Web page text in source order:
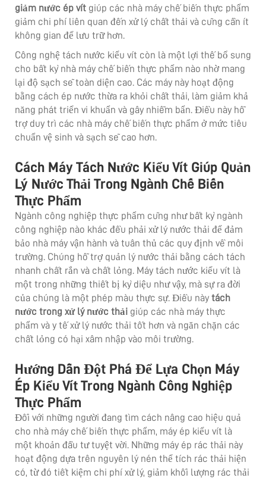
giảm nước ép vít giúp các nhà máy chế biến thực phẩm
giảm chi phí liên quan đến xử lý chất thải và cũng cần ít
không gian để lưu trữ hơn.
Công nghệ tách nước kiểu vít còn là một lợi thế bổ sung
cho bất kỳ nhà máy chế biến thực phẩm nào nhờ mang
lại độ sạch sẽ toàn diện cao. Các máy này hoạt động
bằng cách ép nước thừa ra khỏi chất thải, làm giảm khả
năng phát triển vi khuẩn và gây nhiễm bẩn. Điều này hỗ
trợ duy trì các nhà máy chế biến thực phẩm ở mức tiêu
chuẩn vệ sinh và sạch sẽ cao hơn.
Cách Máy Tách Nước Kiểu Vít Giúp Quản
Lý Nước Thải Trong Ngành Chế Biến
Thực Phẩm
Ngành công nghiệp thực phẩm cũng như bất kỳ ngành
công nghiệp nào khác đều phải xử lý nước thải để đảm
bảo nhà máy vận hành và tuân thủ các quy định về môi
trường. Chúng hỗ trợ quản lý nước thải bằng cách tách
nhanh chất rắn và chất lỏng. Máy tách nước kiểu vít là
một trong những thiết bị kỳ diệu như vậy, mà sự ra đời
của chúng là một phép màu thực sự. Điều này tách
nước trong xử lý nước thải giúp các nhà máy thực
phẩm và y tế xử lý nước thải tốt hơn và ngăn chặn các
chất lỏng có hại xâm nhập vào môi trường.
Hướng Dẫn Đột Phá Để Lựa Chọn Máy
Ép Kiểu Vít Trong Ngành Công Nghiệp
Thực Phẩm
Đối với những người đang tìm cách nâng cao hiệu quả
cho nhà máy chế biến thực phẩm, máy ép kiểu vít là
một khoản đầu tư tuyệt vời. Những máy ép rác thải này
hoạt động dựa trên nguyên lý nén thể tích rác thải hiện
có, từ đó tiết kiệm chi phí xử lý, giảm khối lượng rác thải